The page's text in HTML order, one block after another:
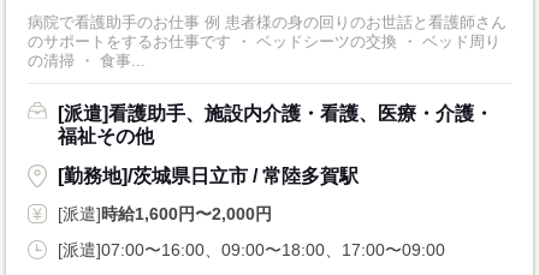
病院で看護助手のお仕事 例 患者様の身の回りのお世話と看護師さん
のサポートをするお仕事です ・ ベッドシーツの交換 ・ ベッド周り
の清掃 ・ 食事...
[派遣]看護助手、施設内介護・看護、医療・介護・
福祉その他
[勤務地]/茨城県日立市 / 常陸多賀駅
[派遣]時給1,600円〜2,000円
[派遣]07:00〜16:00、09:00〜18:00、17:00〜09:00